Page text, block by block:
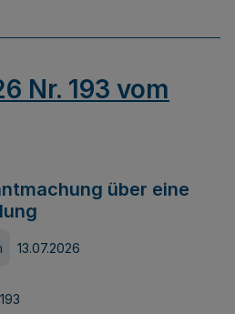
Nr. 193 vom
über eine
13.07.2026
193